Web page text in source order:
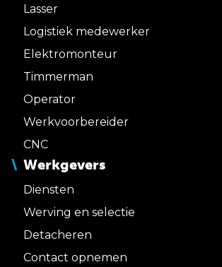
Lasser
Logistiek medewerker
Elektromonteur
Timmerman
Operator
Werkvoorbereider
CNC
Werkgevers
Diensten
Werving en selectie
Detacheren
Contact opnemen